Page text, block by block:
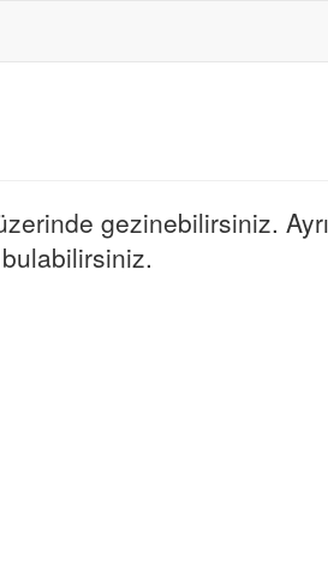
gezinebilirsiniz.